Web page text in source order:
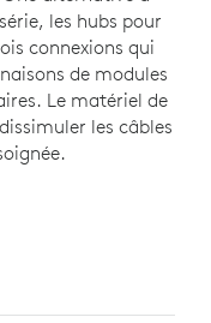
les hubs pour
connexions qui
de modules
Le matériel de
les câbles